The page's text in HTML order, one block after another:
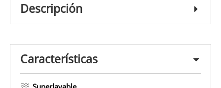
Descripción
Características